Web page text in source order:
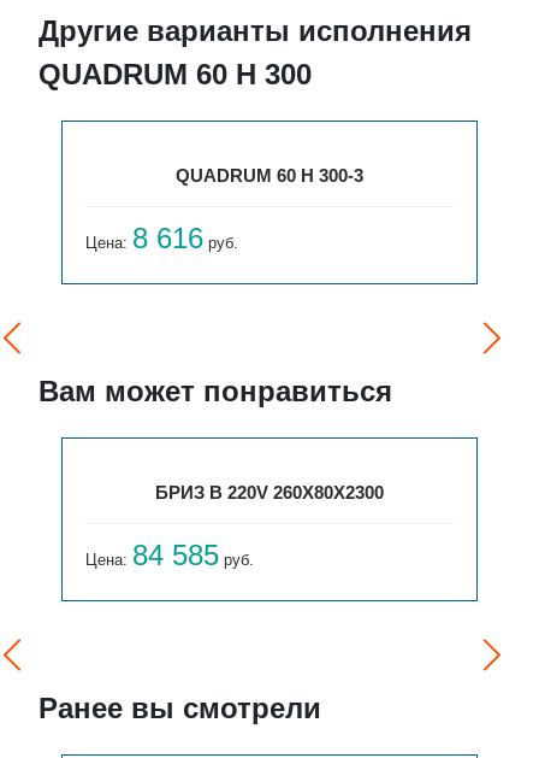
Другие варианты исполнения
QUADRUM 60 H 300
QUADRUM 60 H 300-3
Цена: 8 616 руб.
Вам может понравиться
БРИЗ В 220V 260X80X2300
Цена: 84 585 руб.
Ранее вы смотрели